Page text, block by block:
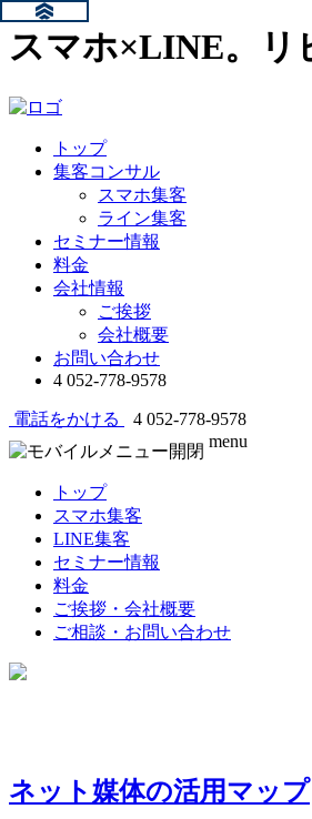
スマホ×LINE。リ
トップ
集客コンサル
スマホ集客
ライン集客
セミナー情報
料金
会社情報
ご挨拶
会社概要
お問い合わせ
4 052-778-9578
電話をかける 4 052-778-9578
menu
トップ
スマホ集客
LINE集客
セミナー情報
料金
ご挨拶・会社概要
ご相談・お問い合わせ
ネット媒体の活用マップ